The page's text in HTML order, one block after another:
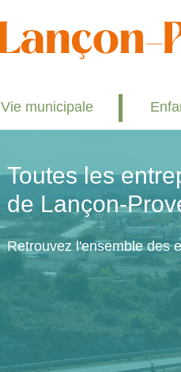
Vie municipale
Toutes les
de Lançon-
Retrouvez l'ensemble des